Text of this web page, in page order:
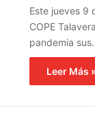
Este jueves 9
COPE
pandemia
Leer Más